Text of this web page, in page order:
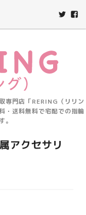
専門店「RERING（リリン
・送料無料で宅配での指輪
。
アクセサリ